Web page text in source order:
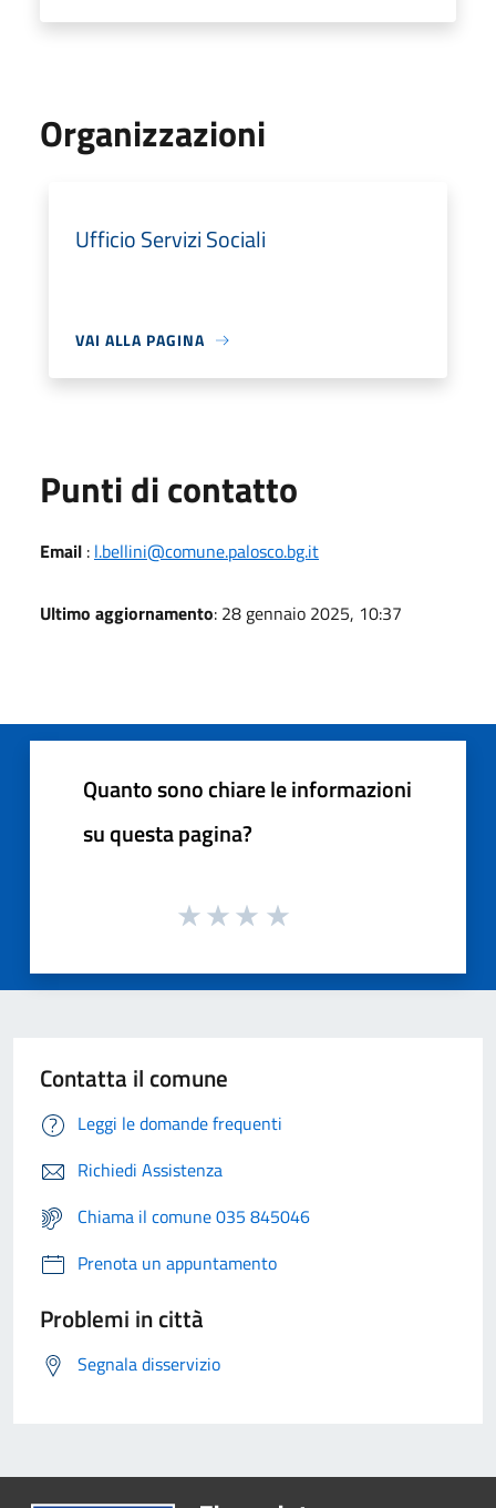
Organizzazioni
Ufficio Servizi Sociali
VAI ALLA PAGINA
Punti di contatto
Email : l.bellini@comune.palosco.bg.it
Ultimo aggiornamento: 28 gennaio 2025, 10:37
Quanto sono chiare le informazioni
su questa pagina?
Contatta il comune
Leggi le domande frequenti
Richiedi Assistenza
Chiama il comune 035 845046
Prenota un appuntamento
Problemi in città
Segnala disservizio